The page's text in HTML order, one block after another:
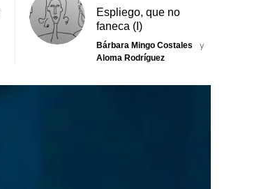
Espliego, que no
faneca (I)
Bárbara Mingo Costales y
Aloma Rodríguez